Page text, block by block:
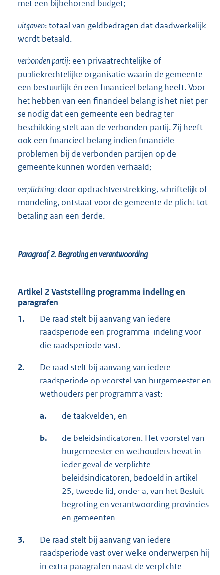
met een bijbehorend budget;
uitgaven: totaal van geldbedragen dat daadwerkelijk
wordt betaald.
verbonden partij: een privaatrechtelijke of
publiekrechtelijke organisatie waarin de gemeente
een bestuurlijk én een financieel belang heeft. Voor
het hebben van een financieel belang is het niet per
se nodig dat een gemeente een bedrag ter
beschikking stelt aan de verbonden partij. Zij heeft
ook een financieel belang indien financiële
problemen bij de verbonden partijen op de
gemeente kunnen worden verhaald;
verplichting: door opdrachtverstrekking, schriftelijk of
mondeling, ontstaat voor de gemeente de plicht tot
betaling aan een derde.
Paragraaf 2.Begroting en verantwoording
Artikel 2 Vaststelling programma indeling en
paragrafen
1.
De raad stelt bij aanvang van iedere
raadsperiode een programma-indeling voor
die raadsperiode vast.
2.
De raad stelt bij aanvang van iedere
raadsperiode op voorstel van burgemeester en
wethouders per programma vast:
a. de taakvelden, en
b.
de beleidsindicatoren. Het voorstel van
burgemeester en wethouders bevat in
ieder geval de verplichte
beleidsindicatoren, bedoeld in artikel
25, tweede lid, onder a, van het Besluit
begroting en verantwoording provincies
en gemeenten.
3.
De raad stelt bij aanvang van iedere
raadsperiode vast over welke onderwerpen hij
in extra paragrafen naast de verplichte